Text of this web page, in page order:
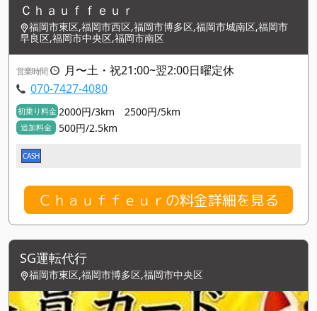
Ｃｈａｕｆｆｅｕｒ
福岡市東区,福岡市西区,福岡市博多区,福岡市城南区,福岡市
早良区,福岡市中央区,福岡市南区
営業時間
月〜土・祝21:00~翌2:00日曜定休
070-7427-4080
初乗り料金 2000円/3km 2500円/5km
追加料金 500円/2.5km
CASH
Ｃｈａｕｆｆｅｕｒの料金詳細を見る
SG運転代行
福岡市東区,福岡市博多区,福岡市中央区